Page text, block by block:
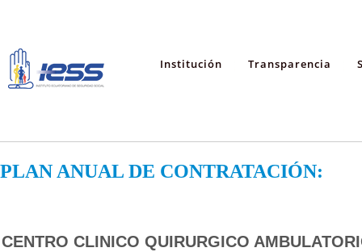
Institución Transparencia
PLAN ANUAL DE CONTRATACIÓN:
CENTRO CLINICO QUIRURGICO